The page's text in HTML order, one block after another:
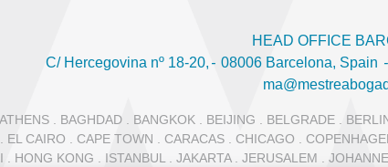
HEAD OFFICE
C/ Hercegovina nº 18-20, - 08006 Barcelona, Spain -
. BAGHDAD . BANGKOK . BEIJING . BELGRADE .
EL CAIRO . CAPE TOWN . CARACAS . CHICAGO .
. HONG KONG . ISTANBUL . JAKARTA . JERUSALEM .